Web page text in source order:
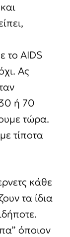
το AIDS
Ας
ή 70
τώρα.
τίποτα
κάθε
τα ίδια
όποιον